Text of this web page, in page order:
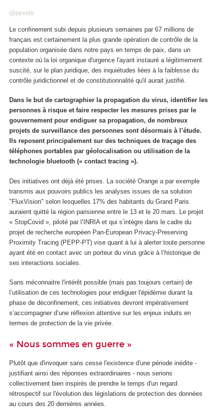
@pexels
Le confinement subi depuis plusieurs semaines par 67 millions de
français est certainement la plus grande opération de contrôle de la
population organisée dans notre pays en temps de paix, dans un
contexte où la loi organique d'urgence l'ayant instauré a légitimement
suscité, sur le plan juridique, des inquiétudes liées à la faiblesse du
contrôle juridictionnel et de constitutionnalité qu'il aurait justifié.
Dans le but de cartographier la propagation du virus, identifier les
personnes à risque et faire respecter les mesures prises par le
gouvernement pour endiguer sa propagation, de nombreux
projets de surveillance des personnes sont désormais à l’étude.
Ils reposent principalement sur des techniques de traçage des
téléphones portables par géolocalisation ou utilisation de la
technologie bluetooth (« contact tracing »).
Des initiatives ont déjà été prises. La société Orange a par exemple
transmis aux pouvoirs publics les analyses issues de sa solution
"FluxVision" selon lesquelles 17% des habitants du Grand Paris
auraient quitté la région parisienne entre le 13 et le 20 mars. Le projet
« StopCovid », piloté par l’INRIA et qui s’intègre dans le cadre du
projet de recherche européen Pan-European Privacy-Preserving
Proximity Tracing (PEPP-PT) vise quant à lui à alerter toute personne
ayant été en contact avec un porteur du virus grâce à l’historique de
ses interactions sociales.
Sans méconnaitre l'intérêt possible (mais pas toujours certain) de
l’utilisation de ces technologies pour endiguer l'épidémie durant la
phase de déconfinement, ces initiatives devront impérativement
s’accompagner d’une réflexion attentive sur les enjeux induits en
termes de protection de la vie privée.
« Nous sommes en guerre »
Plutôt que d'invoquer sans cesse l'existence d'une période inédite -
justifiant ainsi des réponses extraordinaires - nous serions
collectivement bien inspirés de prendre le temps d'un regard
rétrospectif sur l'évolution des législations de protection des données
au cours des 20 dernières années.